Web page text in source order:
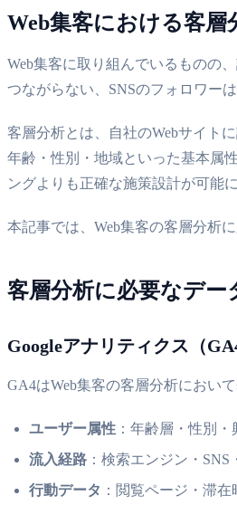
Web集客における客層
Web集客に取り組んでいるものの
つながらない、SNSのフォロワー
客層分析とは、自社のWebサイト
年齢・性別・地域といった基本属
ングよりも正確な施策設計が可能
本記事では、Web集客の客層分析
客層分析に必要なデー
Googleアナリティクス（
GA4はWeb集客の客層分析におい
ユーザー属性 ：年齢層・性別
流入経路 ：検索エンジン・
行動データ ：閲覧ページ・滞